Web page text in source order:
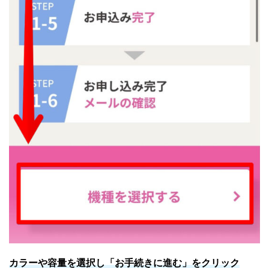
カラーや容量を選択し「お手続きに進む」をクリック